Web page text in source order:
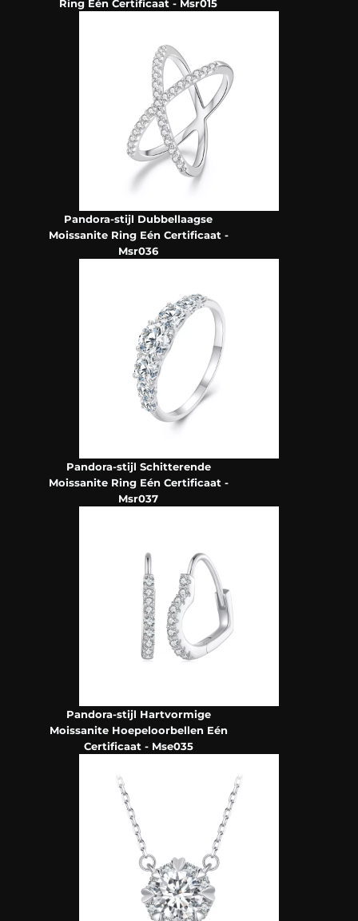
Ring Eén Certificaat - Msr015
Pandora-stijl Dubbellaagse
Moissanite Ring Eén Certificaat -
Msr036
Pandora-stijl Schitterende
Moissanite Ring Eén Certificaat -
Msr037
Pandora-stijl Hartvormige
Moissanite Hoepeloorbellen Eén
Certificaat - Mse035